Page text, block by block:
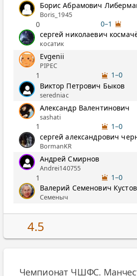
Борис Абрамович
Boris_1945
0 0–1
сергей николаевич
косатик
Evgenii
PIPEC
1 1–0
Виктор Петрович Быков
seredniac
Александр Валентинович
sashati
1 1–0
сергей александрович
BormanKR
Андрей Смирнов
Andrei140755
1 1–0
Валерий Семенович Кустов
Семеныч
4.5
Чемпионат ЧШФС.